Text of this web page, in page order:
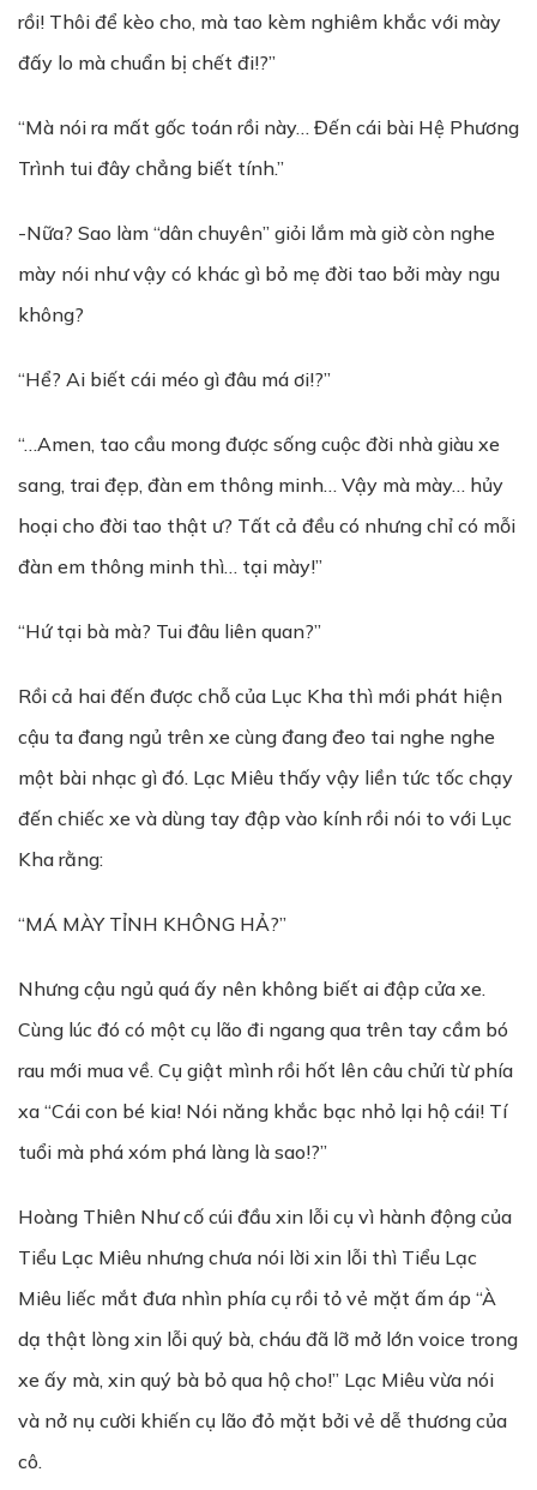
rồi! Thôi để kèo cho, mà tao kèm nghiêm khắc với mày
đấy lo mà chuẩn bị chết đi!?”
“Mà nói ra mất gốc toán rồi này… Đến cái bài Hệ Phương
Trình tui đây chẳng biết tính.”
-Nữa? Sao làm “dân chuyên” giỏi lắm mà giờ còn nghe
mày nói như vậy có khác gì bỏ mẹ đời tao bởi mày ngu
không?
“Hể? Ai biết cái méo gì đâu má ơi!?”
“…Amen, tao cầu mong được sống cuộc đời nhà giàu xe
sang, trai đẹp, đàn em thông minh… Vậy mà mày… hủy
hoại cho đời tao thật ư? Tất cả đều có nhưng chỉ có mỗi
đàn em thông minh thì… tại mày!”
“Hứ tại bà mà? Tui đâu liên quan?”
Rồi cả hai đến được chỗ của Lục Kha thì mới phát hiện
cậu ta đang ngủ trên xe cùng đang đeo tai nghe nghe
một bài nhạc gì đó. Lạc Miêu thấy vậy liền tức tốc chạy
đến chiếc xe và dùng tay đập vào kính rồi nói to với Lục
Kha rằng:
“MÁ MÀY TỈNH KHÔNG HẢ?”
Nhưng cậu ngủ quá ấy nên không biết ai đập cửa xe.
Cùng lúc đó có một cụ lão đi ngang qua trên tay cầm bó
rau mới mua về. Cụ giật mình rồi hốt lên câu chửi từ phía
xa “Cái con bé kia! Nói năng khắc bạc nhỏ lại hộ cái! Tí
tuổi mà phá xóm phá làng là sao!?”
Hoàng Thiên Như cố cúi đầu xin lỗi cụ vì hành động của
Tiểu Lạc Miêu nhưng chưa nói lời xin lỗi thì Tiểu Lạc
Miêu liếc mắt đưa nhìn phía cụ rồi tỏ vẻ mặt ấm áp “À
dạ thật lòng xin lỗi quý bà, cháu đã lỡ mở lớn voice trong
xe ấy mà, xin quý bà bỏ qua hộ cho!” Lạc Miêu vừa nói
và nở nụ cười khiến cụ lão đỏ mặt bởi vẻ dễ thương của
cô.